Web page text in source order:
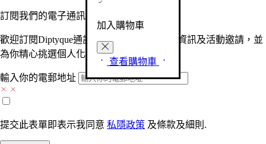
加入購物車
查看購物車
訂閱我們的電子通訊
歡迎訂閱Diptyque通訊，接收品牌最新產品資訊及活動邀請，並
為你精心挑選個人化的驚喜及禮物。
輸入你的電郵地址
提交此表單即表示我同意 私隱政策 及條款及細則.